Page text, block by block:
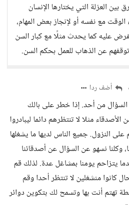
بين العزلة التي يختارها الإنسان
مع نفسه أو لإنجاز بعض المهام،
عليه كما يحدث مثلًا مع كبار السن
عن الذهاب للعمل بحكم السن.
أضف ردا
السؤال من أحد. إذا خطر على بالك
مثلا لا تنتظرهم دائما ليبادروا
النزول. جميع الناس لديها ما يشغلها
وكلنا نسهو عن السؤال عن أصدقائنا
يتزاحم يومنا بمشاغل عدة. لذلك قم
كانوا منشغلين لا تنتظر أحدا وقم
تهتم أنت بها وتسمح لك بتكوين دوائر